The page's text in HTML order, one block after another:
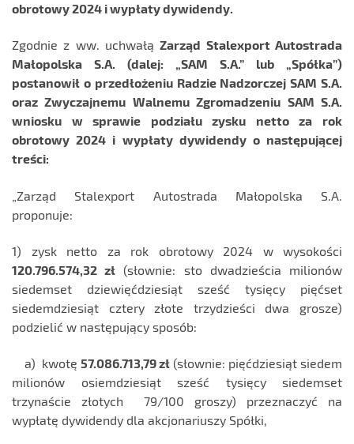
obrotowy 2024 i wypłaty dywidendy.
Zgodnie z ww. uchwałąZarząd Stalexport Autostrada
Małopolska S.A. (dalej: „SAM S.A.” lub „Spółka”)
postanowił o przedłożeniu Radzie Nadzorczej SAM S.A.
oraz Zwyczajnemu Walnemu Zgromadzeniu SAM S.A.
wniosku w sprawie podziału zysku netto za rok
obrotowy 2024 i wypłaty dywidendy o następującej
treści:
„Zarząd Stalexport Autostrada Małopolska S.A.
proponuje:
1) zysk netto za rok obrotowy 2024 w wysokości
120.796.574,32 zł (słownie: sto dwadzieścia milionów
siedemset dziewięćdziesiąt sześć tysięcy pięćset
siedemdziesiąt cztery złote trzydzieści dwa grosze)
podzielić w następujący sposób:
a) kwotę 57.086.713,79 zł (słownie: pięćdziesiąt siedem
milionów osiemdziesiąt sześć tysięcy siedemset
trzynaście złotych 79/100 groszy) przeznaczyć na
wypłatę dywidendy dla akcjonariuszy Spółki,